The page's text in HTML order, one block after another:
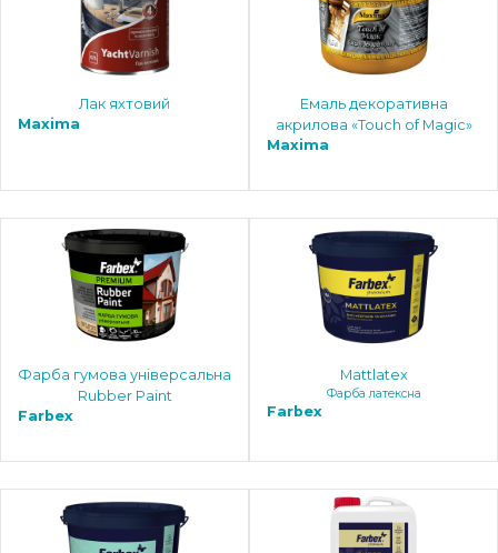
Лак яхтовий
Maxima
Емаль декоративна
акрилова «Touch of Magic»
Maxima
Фарба гумова універсальна
Rubber Paint
Farbex
Mattlatex
Фарба латексна
Farbex